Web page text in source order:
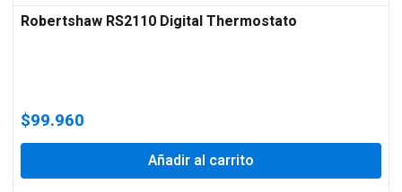
Robertshaw RS2110 Digital Thermostato
$99.960
Añadir al carrito